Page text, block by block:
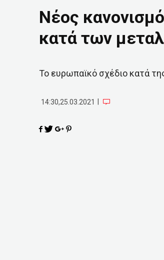
Νέος
κατά των
Το ευρωπαϊκό σχέδιο κατά
14:30,25.03.2021